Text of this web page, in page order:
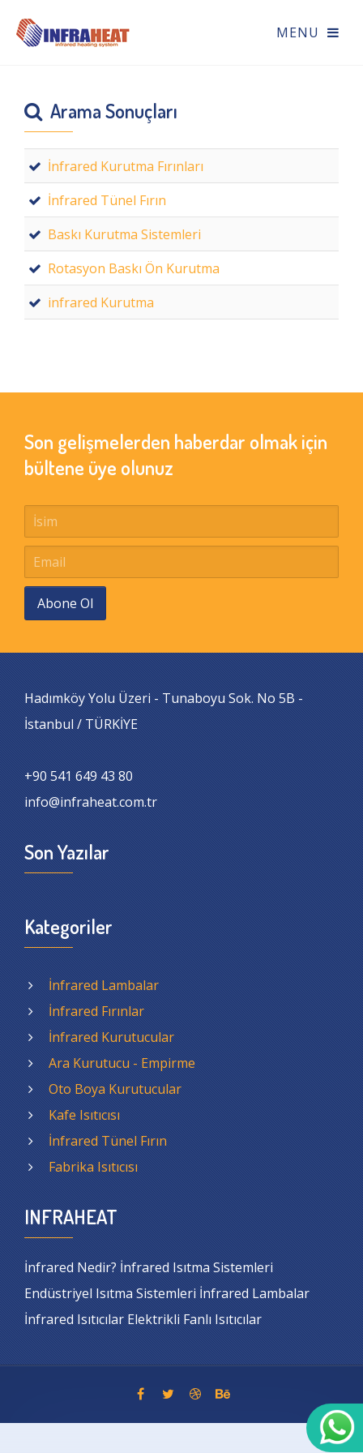
Arama Sonuçları
İnfrared Kurutma Fırınları
İnfrared Tünel Fırın
Baskı Kurutma Sistemleri
Rotasyon Baskı Ön Kurutma
infrared Kurutma
Son gelişmelerden haberdar olmak için
bültene üye olunuz
Abone Ol
Hadımköy Yolu Üzeri - Tunaboyu Sok. No 5B -
İstanbul / TÜRKİYE
+90 541 649 43 80
info@infraheat.com.tr
Son Yazılar
Kategoriler
İnfrared Lambalar
İnfrared Fırınlar
İnfrared Kurutucular
Ara Kurutucu - Empirme
Oto Boya Kurutucular
Kafe Isıtıcısı
İnfrared Tünel Fırın
Fabrika Isıtıcısı
INFRAHEAT
İnfrared Nedir? İnfrared Isıtma Sistemleri
Endüstriyel Isıtma Sistemleri İnfrared Lambalar
İnfrared Isıtıcılar Elektrikli Fanlı Isıtıcılar